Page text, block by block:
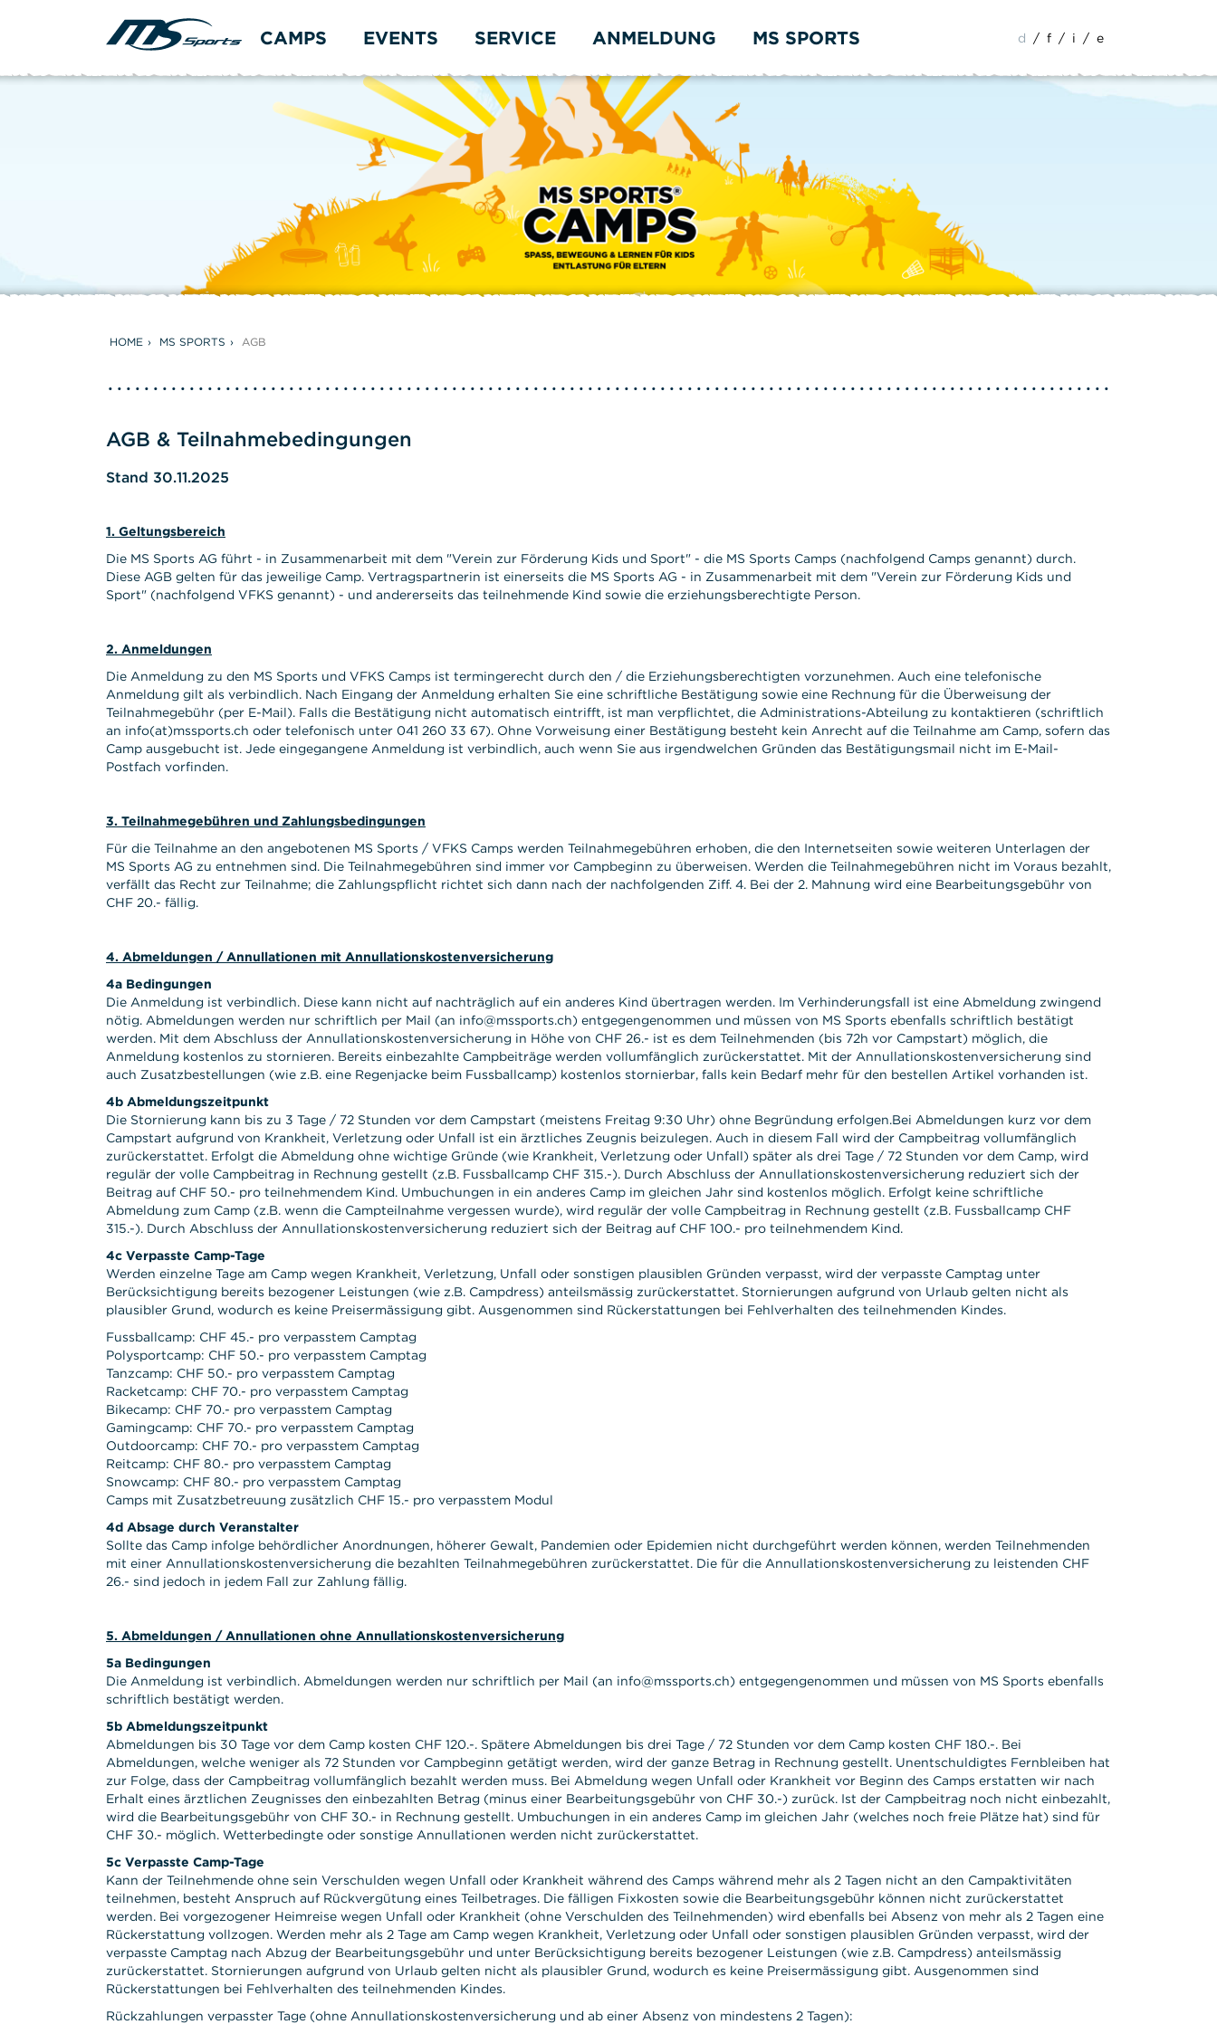
CAMPS EVENTS SERVICE ANMELDUNG MS SPORTS d / f / i / e
HOME MS SPORTS AGB
AGB & Teilnahmebedingungen
Stand 30.11.2025
1. Geltungsbereich
Die MS Sports AG führt - in Zusammenarbeit mit dem "Verein zur Förderung Kids und Sport" - die MS Sports Camps (nachfolgend Camps genannt) durch.
Diese AGB gelten für das jeweilige Camp. Vertragspartnerin ist einerseits die MS Sports AG - in Zusammenarbeit mit dem "Verein zur Förderung Kids und
Sport" (nachfolgend VFKS genannt) - und andererseits das teilnehmende Kind sowie die erziehungsberechtigte Person.
2. Anmeldungen
Die Anmeldung zu den MS Sports und VFKS Camps ist termingerecht durch den / die Erziehungsberechtigten vorzunehmen. Auch eine telefonische
Anmeldung gilt als verbindlich. Nach Eingang der Anmeldung erhalten Sie eine schriftliche Bestätigung sowie eine Rechnung für die Überweisung der
Teilnahmegebühr (per E-Mail). Falls die Bestätigung nicht automatisch eintrifft, ist man verpflichtet, die Administrations-Abteilung zu kontaktieren (schriftlich
an info(at)mssports.ch oder telefonisch unter 041 260 33 67). Ohne Vorweisung einer Bestätigung besteht kein Anrecht auf die Teilnahme am Camp, sofern das
Camp ausgebucht ist. Jede eingegangene Anmeldung ist verbindlich, auch wenn Sie aus irgendwelchen Gründen das Bestätigungsmail nicht im E-Mail-
Postfach vorfinden.
3. Teilnahmegebühren und Zahlungsbedingungen
Für die Teilnahme an den angebotenen MS Sports / VFKS Camps werden Teilnahmegebühren erhoben, die den Internetseiten sowie weiteren Unterlagen der
MS Sports AG zu entnehmen sind. Die Teilnahmegebühren sind immer vor Campbeginn zu überweisen. Werden die Teilnahmegebühren nicht im Voraus bezahlt,
verfällt das Recht zur Teilnahme; die Zahlungspflicht richtet sich dann nach der nachfolgenden Ziff. 4. Bei der 2. Mahnung wird eine Bearbeitungsgebühr von
CHF 20.- fällig.
4. Abmeldungen / Annullationen mit Annullationskostenversicherung
4a Bedingungen
Die Anmeldung ist verbindlich. Diese kann nicht auf nachträglich auf ein anderes Kind übertragen werden. Im Verhinderungsfall ist eine Abmeldung zwingend
nötig. Abmeldungen werden nur schriftlich per Mail (an info@mssports.ch) entgegengenommen und müssen von MS Sports ebenfalls schriftlich bestätigt
werden. Mit dem Abschluss der Annullationskostenversicherung in Höhe von CHF 26.- ist es dem Teilnehmenden (bis 72h vor Campstart) möglich, die
Anmeldung kostenlos zu stornieren. Bereits einbezahlte Campbeiträge werden vollumfänglich zurückerstattet. Mit der Annullationskostenversicherung sind
auch Zusatzbestellungen (wie z.B. eine Regenjacke beim Fussballcamp) kostenlos stornierbar, falls kein Bedarf mehr für den bestellen Artikel vorhanden ist.
4b Abmeldungszeitpunkt
Die Stornierung kann bis zu 3 Tage / 72 Stunden vor dem Campstart (meistens Freitag 9:30 Uhr) ohne Begründung erfolgen.Bei Abmeldungen kurz vor dem
Campstart aufgrund von Krankheit, Verletzung oder Unfall ist ein ärztliches Zeugnis beizulegen. Auch in diesem Fall wird der Campbeitrag vollumfänglich
zurückerstattet. Erfolgt die Abmeldung ohne wichtige Gründe (wie Krankheit, Verletzung oder Unfall) später als drei Tage / 72 Stunden vor dem Camp, wird
regulär der volle Campbeitrag in Rechnung gestellt (z.B. Fussballcamp CHF 315.-). Durch Abschluss der Annullationskostenversicherung reduziert sich der
Beitrag auf CHF 50.- pro teilnehmendem Kind. Umbuchungen in ein anderes Camp im gleichen Jahr sind kostenlos möglich. Erfolgt keine schriftliche
Abmeldung zum Camp (z.B. wenn die Campteilnahme vergessen wurde), wird regulär der volle Campbeitrag in Rechnung gestellt (z.B. Fussballcamp CHF
315.-). Durch Abschluss der Annullationskostenversicherung reduziert sich der Beitrag auf CHF 100.- pro teilnehmendem Kind.
4c Verpasste Camp-Tage
Werden einzelne Tage am Camp wegen Krankheit, Verletzung, Unfall oder sonstigen plausiblen Gründen verpasst, wird der verpasste Camptag unter
Berücksichtigung bereits bezogener Leistungen (wie z.B. Campdress) anteilsmässig zurückerstattet. Stornierungen aufgrund von Urlaub gelten nicht als
plausibler Grund, wodurch es keine Preisermässigung gibt. Ausgenommen sind Rückerstattungen bei Fehlverhalten des teilnehmenden Kindes.
Fussballcamp: CHF 45.- pro verpasstem Camptag
Polysportcamp: CHF 50.- pro verpasstem Camptag
Tanzcamp: CHF 50.- pro verpasstem Camptag
Racketcamp: CHF 70.- pro verpasstem Camptag
Bikecamp: CHF 70.- pro verpasstem Camptag
Gamingcamp: CHF 70.- pro verpasstem Camptag
Outdoorcamp: CHF 70.- pro verpasstem Camptag
Reitcamp: CHF 80.- pro verpasstem Camptag
Snowcamp: CHF 80.- pro verpasstem Camptag
Camps mit Zusatzbetreuung zusätzlich CHF 15.- pro verpasstem Modul
4d Absage durch Veranstalter
Sollte das Camp infolge behördlicher Anordnungen, höherer Gewalt, Pandemien oder Epidemien nicht durchgeführt werden können, werden Teilnehmenden
mit einer Annullationskostenversicherung die bezahlten Teilnahmegebühren zurückerstattet. Die für die Annullationskostenversicherung zu leistenden CHF
26.- sind jedoch in jedem Fall zur Zahlung fällig.
5. Abmeldungen / Annullationen ohne Annullationskostenversicherung
5a Bedingungen
Die Anmeldung ist verbindlich. Abmeldungen werden nur schriftlich per Mail (an info@mssports.ch) entgegengenommen und müssen von MS Sports ebenfalls
schriftlich bestätigt werden.
5b Abmeldungszeitpunkt
Abmeldungen bis 30 Tage vor dem Camp kosten CHF 120.-. Spätere Abmeldungen bis drei Tage / 72 Stunden vor dem Camp kosten CHF 180.-. Bei
Abmeldungen, welche weniger als 72 Stunden vor Campbeginn getätigt werden, wird der ganze Betrag in Rechnung gestellt. Unentschuldigtes Fernbleiben hat
zur Folge, dass der Campbeitrag vollumfänglich bezahlt werden muss. Bei Abmeldung wegen Unfall oder Krankheit vor Beginn des Camps erstatten wir nach
Erhalt eines ärztlichen Zeugnisses den einbezahlten Betrag (minus einer Bearbeitungsgebühr von CHF 30.-) zurück. Ist der Campbeitrag noch nicht einbezahlt,
wird die Bearbeitungsgebühr von CHF 30.- in Rechnung gestellt. Umbuchungen in ein anderes Camp im gleichen Jahr (welches noch freie Plätze hat) sind für
CHF 30.- möglich. Wetterbedingte oder sonstige Annullationen werden nicht zurückerstattet.
5c Verpasste Camp-Tage
Kann der Teilnehmende ohne sein Verschulden wegen Unfall oder Krankheit während des Camps während mehr als 2 Tagen nicht an den Campaktivitäten
teilnehmen, besteht Anspruch auf Rückvergütung eines Teilbetrages. Die fälligen Fixkosten sowie die Bearbeitungsgebühr können nicht zurückerstattet
werden. Bei vorgezogener Heimreise wegen Unfall oder Krankheit (ohne Verschulden des Teilnehmenden) wird ebenfalls bei Absenz von mehr als 2 Tagen eine
Rückerstattung vollzogen. Werden mehr als 2 Tage am Camp wegen Krankheit, Verletzung oder Unfall oder sonstigen plausiblen Gründen verpasst, wird der
verpasste Camptag nach Abzug der Bearbeitungsgebühr und unter Berücksichtigung bereits bezogener Leistungen (wie z.B. Campdress) anteilsmässig
zurückerstattet. Stornierungen aufgrund von Urlaub gelten nicht als plausibler Grund, wodurch es keine Preisermässigung gibt. Ausgenommen sind
Rückerstattungen bei Fehlverhalten des teilnehmenden Kindes.
Rückzahlungen verpasster Tage (ohne Annullationskostenversicherung und ab einer Absenz von mindestens 2 Tagen):